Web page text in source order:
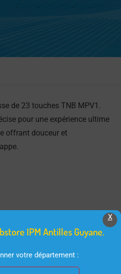
, , , ,
de 23 touches TNB MPV1.
pour une expérience ultime
offrant douceur et
X
IPM Antilles Guyane.
votre département :